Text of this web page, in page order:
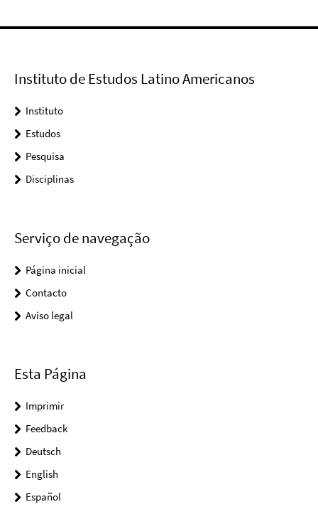
Instituto de Estudos Latino Americanos
Instituto
Estudos
Pesquisa
Disciplinas
Serviço de navegação
Página inicial
Contacto
Aviso legal
Esta Página
Imprimir
Feedback
Deutsch
English
Español